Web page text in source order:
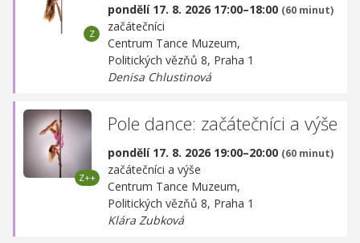
pondělí 17. 8. 2026 17:00–18:00 (60 minut)
začátečníci
Centrum Tance Muzeum,
Politických vězňů 8, Praha 1
Denisa Chlustinová
Pole dance: začátečníci a výše
pondělí 17. 8. 2026 19:00–20:00 (60 minut)
začátečníci a výše
Centrum Tance Muzeum,
Politických vězňů 8, Praha 1
Klára Zubková